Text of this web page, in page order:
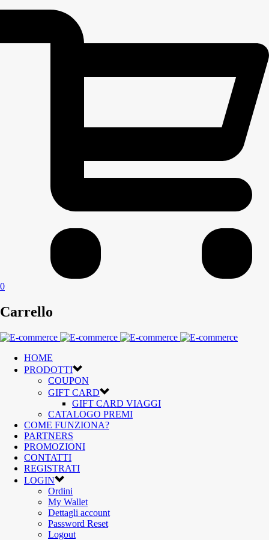
0
Carrello
HOME
PRODOTTI
COUPON
GIFT CARD
GIFT CARD VIAGGI
CATALOGO PREMI
COME FUNZIONA?
PARTNERS
PROMOZIONI
CONTATTI
REGISTRATI
LOGIN
Ordini
My Wallet
Dettagli account
Password Reset
Logout